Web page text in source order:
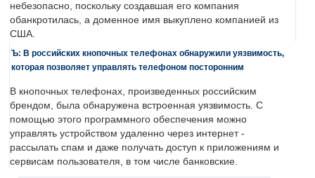
небезопасно, поскольку создавшая его компания
обанкротилась, а доменное имя выкуплено компанией из
США.
Ъ: В российских кнопочных телефонах обнаружили уязвимость,
которая позволяет управлять телефоном посторонним
В кнопочных телефонах, произведенных российским
брендом, была обнаружена встроенная уязвимость. С
помощью этого программного обеспечения можно
управлять устройством удаленно через интернет -
рассылать спам и даже получать доступ к приложениям и
сервисам пользователя, в том числе банковские.